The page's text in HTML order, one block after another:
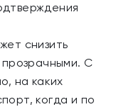
снизить
прозрачными. С
на каких
когда и по